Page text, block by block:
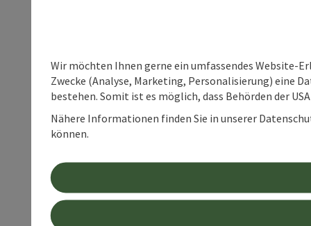
Wir möchten Ihnen gerne ein umfassendes Website-
Zwecke (Analyse, Marketing, Personalisierung) eine
bestehen. Somit ist es möglich, dass Behörden der
Nähere Informationen finden Sie in unserer
können.